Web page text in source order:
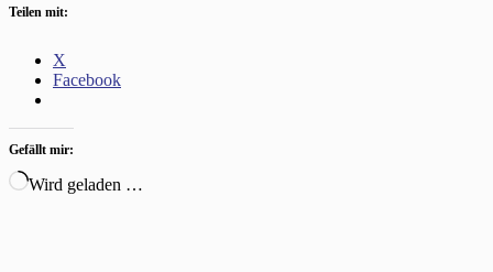
Teilen mit:
X
Facebook
Gefällt mir:
Wird geladen …